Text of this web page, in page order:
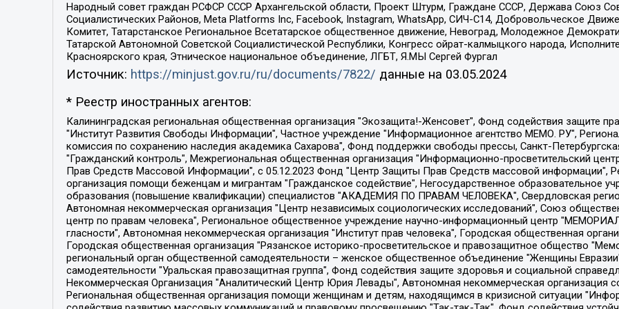
Народный совет граждан РСФСР СССР Архангельской области, Проект Штурм, Граждане СССР, Держава Союз
Социалистических Районов, Meta Platforms Inc, Facebook, Instagram, WhatsApp, СИЧ-С14, Добровольческое
Комитет, Татарстанское Региональное Всетатарское общественное движение, Невоград, Молодежное
Татарской Автономной Советской Социалистической Республики, Конгресс ойрат-калмыцкого народа,
Красноярского края, Этническое национальное объединение, ЛГБТ, Я.МЫ Сергей Фургал
Источник: https://minjust.gov.ru/ru/documents/7822/ данные на 03.05.2024
* Реестр иностранных агентов:
Калининградская региональная общественная организация "Экозащита!-Женсовет", Фонд содействия защите прав и свобод граждан "Общественный вердикт", Фонд "Институт Развития Свободы Информации", Частное учреждение "Информационное агентство МЕМО. РУ", Региональная общественная организация "Общественная комиссия по сохранению наследия академика Сахарова", Фонд поддержки свободы прессы, Санкт-Петербургская общественная правозащитная организация "Гражданский контроль", Межрегиональная общественная организация "Информационно-просветительский центр "Мемориал", Региональный Фонд "Центр Защиты Прав Средств Массовой Информации", с 05.12.2023 Фонд "Центр Защиты Прав Средств массовой информации", Региональная общественная благотворительная организация помощи беженцам и мигрантам "Гражданское содействие", Негосударственное образовательное учреждение дополнительного профессионального образования (повышение квалификации) специалистов "АКАДЕМИЯ ПО ПРАВАМ ЧЕЛОВЕКА", Свердловская региональная общественная организация "Сутяжник", Автономная некоммерческая организация "Центр независимых социологических исследований", Союз общественных объединений "Российский исследовательский центр по правам человека", Региональное общественное учреждение научно-информационный центр "МЕМОРИАЛ", Некоммерческая организация "Фонд защиты гласности", Автономная некоммерческая организация "Институт прав человека", Городская общественная организация "Екатеринбургское общество "МЕМОРИАЛ", Городская общественная организация "Рязанское историко-просветительское и правозащитное общество "Мемориал" (Рязанский Мемориал), Челябинский региональный орган общественной самодеятельности – женское общественное объединение "Женщины Евразии", Челябинский региональный орган общественной самодеятельности "Уральская правозащитная группа", Фонд содействия защите здоровья и социальной справедливости имени Андрея Рылькова, Автономная Некоммерческая Организация "Аналитический Центр Юрия Левады", Автономная некоммерческая организация социальной поддержки населения "Проект Апрель", Региональная общественная организация помощи женщинам и детям, находящимся в кризисной ситуации "Информационно-методический центр "Анна", Фонд содействия развитию массовых коммуникаций и правовому просвещению "Так-так-Так", Фонд содействия устойчивому развитию "Серебряная тайга", Свердловский региональный общественный фонд социальных проектов "Новое время", "Idel.Реалии", Кавказ.Реалии, Крым.Реалии, Телеканал Настоящее Время, Татаро-башкирская служба Радио Свобода (Azatliq Radiosi), Радио Свободная Европа/Радио Свобода (PCE/PC), "Сибирь.Реалии", "Фактограф", Благотворительный фонд помощи осужденным и их семьям, Автономная некоммерческая организация "Институт глобализации и социальных движений", Фонд "В защиту прав заключенных", Частное учреждение "Центр поддержки и содействия развитию средств массовой информации", Пензенский региональный общественный благотворительный фонд "Гражданский союз", "Север.Реалии", Некоммерческая организация Фонд "Правовая инициатива", Общество с ограниченной ответственностью "Радио Свободная Европа/Радио Свобода", Чешское информационное агентство "MEDIUM-ORIENT", Красноярская региональная общественная организация "Мы против СПИДа", Камалягин Денис Николаевич, Маркелов Сергей Евгеньевич, Пономарев Лев Александрович, Савицкая Людмила Алексеевна, Автономная некоммерческая организация "Центр по работе с проблемой насилия "НАСИЛИЮ.НЕТ", Межрегиональный профессиональный союз работников здравоохранения "Альянс врачей", Юридическое лицо, зарегистрированное в Латвийской Республике, SIA "Medusa Project" (регистрационный номер 40103797863, дата регистрации 10.06.2014), Некоммерческая организация "Фонд по борьбе с коррупцией", Автономная некоммерческая организация "Институт права и публичной политики", Баданин Роман Сергеевич, Гликин Максим Александрович, Железнова Мария Михайловна, Лукьянова Юлия Сергеевна, Маетная Елизавета Витальевна, Маняхин Петр Борисович, Чуракова Ольга Владимировна, Ярош Юлия Петровна, Юридическое лицо "The Insider SIA", зарегистрированное в Риге, Латвийская Республика (дата регистрации 26.06.2015), являющееся администратором доменного имени интернет-издания "The Insider SIA", https://theins.ru, Постернак Алексей Евгеньевич, Рубин Михаил Аркадьевич, Анин Роман Александрович, Юридическое лицо Istories fonds, зарегистрированное в Латвийской Республике (регистрационный номер 50008295751, дата регистрации 24.02.2020), Великовский Дмитрий Александрович, Долинина Ирина Николаевна, Мароховская Алеся Алексеевна, Шлейнов Роман Юрьевич, Шмагун Олеся Валентиновна, Общество с ограниченной ответственностью "Альтаир 2021", Общество с ограниченной ответственностью "Вега 2021", Общество с ограниченной ответственностью "Главный редактор 2021", Общество с ограниченной ответственностью "Ромашки монолит", Важенков Артем Валерьевич, Ивановская областная общественная организация "Центр гендерных исследований", Гурман Юрий Альбертович, Медиапроект "ОВД-Инфо", Егоров Владимир Владимирович, Жилинский Владимир Александрович, Общество с ограниченной ответственностью "ЗП", Иванова София Юрьевна, Карезина Инна Павловна, Кильтау Екатерина Викторовна, Петров Алексей Викторович, Пискунов Сергей Евгеньевич, Смирнов Сергей Сергеевич, Тихонов Михаил Сергеевич, Общество с ограниченной ответственностью "ЖУРНАЛИСТ-ИНОСТРАННЫЙ АГЕНТ", Арапова Галина Юрьевна, Вольтская Татьяна Анатольевна, Американская компания "Mason G.E.S. Anonymous Foundation" (США), являющаяся владельцем интернет-издания https://mnews.world/, Компания "Stichting Bellingcat", зарегистрированная в Нидерландах (дата регистрации 11.07.2018), Захаров Андрей Вячеславович, Клепиковская Екатерина Дмитриевна, Общество с ограниченной ответственностью "МЕМО", Перл Роман Александрович, Симонов Евгений Алексеевич, Соловьева Елена Анатольевна, Сотников Даниил Владимирович, Сурначева Елизавета Дмитриевна, Автономная некоммерческая организация по защите прав человека и информированию населения "Якутия – Наше Мнение", Общество с ограниченной ответственностью "Москоу диджитал медиа", с 26.01.2023 Общество с ограниченной ответственностью "Чайка Белые сады", Ветошкина Валерия Валерьевна, Заговора Максим Александрович, Межрегиональное общественное движение "Российская ЛГБТ - сеть", Оленичев Максим Владимирович, Павлов Иван Юрьевич, Скворцова Елена Сергеевна, Общество с ограниченной ответственностью "Как бы инагент", Кочетков Игорь Викторович, Общество с ограниченной ответственностью "Честные выборы", Еланчик Олег Александрович, Общество с ограниченной ответственностью "Нобелевский призыв", Гималова Регина Эмилевна, Григорьев Андрей Валерьевич, Григорьева Алина Александровна, Ассоциация по содействию защите прав призывников, альтернативнослужащих и военнослужащих "Правозащитная группа